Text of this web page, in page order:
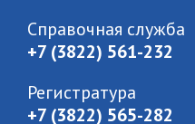
Справочная служба
+7 (3822) 561-232
Регистратура
+7 (3822) 565-282